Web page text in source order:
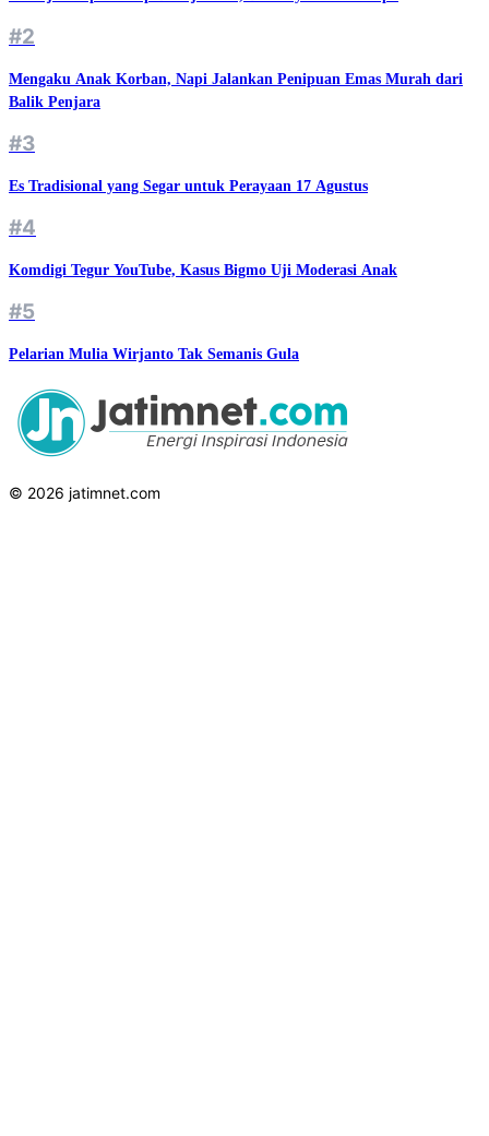
#2
Mengaku Anak Korban, Napi Jalankan Penipuan Emas Murah dari
Balik Penjara
#3
Es Tradisional yang Segar untuk Perayaan 17 Agustus
#4
Komdigi Tegur YouTube, Kasus Bigmo Uji Moderasi Anak
#5
Pelarian Mulia Wirjanto Tak Semanis Gula
© 2026 jatimnet.com